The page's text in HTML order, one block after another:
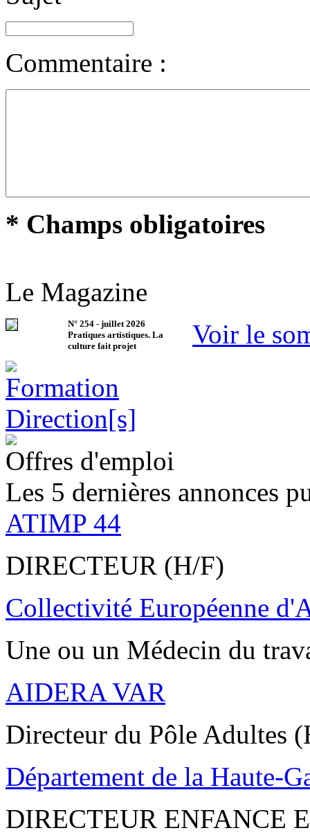
Commentaire :
* Champs obligatoires
Le Magazine
N° 254 - juillet 2026
Pratiques artistiques. La
culture fait projet
Voir le
Offres d'emploi
Les 5 dernières annonces
ATIMP 44
DIRECTEUR (H/F)
Collectivité Européenne
Une ou un Médecin du
AIDERA VAR
Directeur du Pôle Adultes
Département de la Haute-
DIRECTEUR ENFANCE